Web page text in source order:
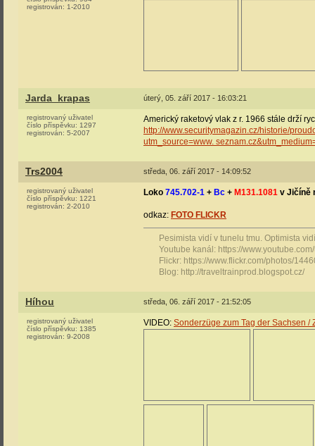
registrován: 1-2010
Jarda_krapas úterý, 05. září 2017 - 16:03:21
registrovaný uživatel
číslo příspěvku: 1297
registrován: 5-2007
Americký raketový vlak z r. 1966 stále drží
http://www.securitymagazin.cz/historie/
utm_source=www.
Trs2004 středa, 06. září 2017 - 14:09:52
registrovaný uživatel
číslo příspěvku: 1221
registrován: 2-2010
Loko 745.702-1 + Bc + M131.1081 v Jičíně
odkaz: FOTO FLICKR
Pesimista vidí v tunelu tmu. Optimista
Youtube kanál: https://
Flickr: https://www.flickr.com/photos/
Blog: http://traveltrainprod.blogspot.cz/
Híhou středa, 06. září 2017 - 21:52:05
registrovaný uživatel
číslo příspěvku: 1385
registrován: 9-2008
VIDEO: Sonderzüge zum Tag der Sachsen /